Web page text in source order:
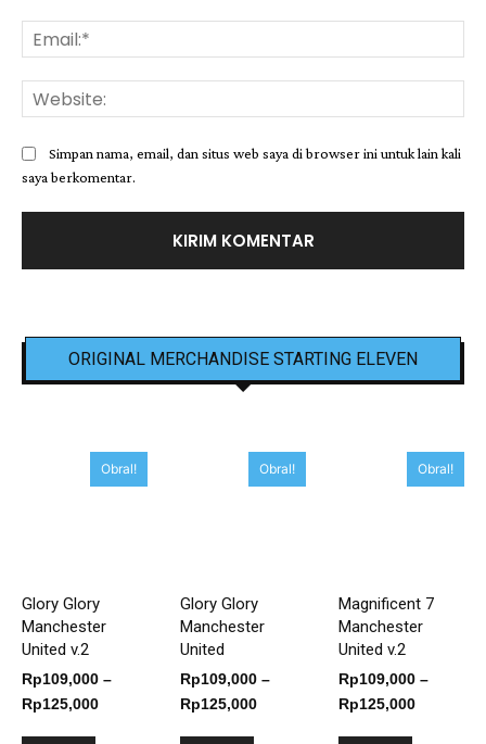
Simpan nama, email, dan situs web saya di browser ini untuk lain kali
saya berkomentar.
ORIGINAL MERCHANDISE STARTING ELEVEN
Obral!
Glory Glory
Manchester
United v.2
Rp109,000 –
Rp125,000Rentang
Obral!
Glory Glory
Manchester
United
Rp109,000 –
Rp125,000Rentang
Obral!
Magnificent 7
Manchester
United v.2
Rp109,000 –
Rp125,000Rentang